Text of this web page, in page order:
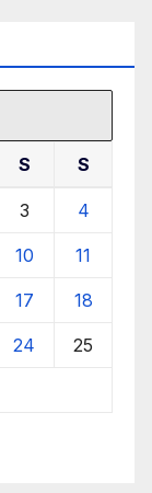
S S
3 4
10 11
17 18
24 25